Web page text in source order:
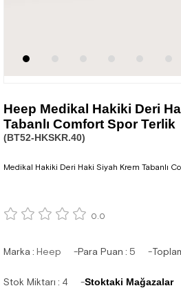
Heep Medikal Hakiki Deri
Tabanlı Comfort Spor Terlik
(BT52-HKSKR.40)
Medikal Hakiki Deri Haki Siyah Krem Tabanlı
0.0
Marka : Heep Para Puan : 5
Stok Miktarı : 4 Stoktaki Mağazalar